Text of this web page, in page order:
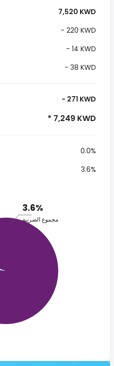
7,520 KWD
- 220 KWD
- 14 KWD
- 38 KWD
- 271 KWD
* 7,249 KWD
0.0%
3.6%
3.6%
مجموع الضريبة